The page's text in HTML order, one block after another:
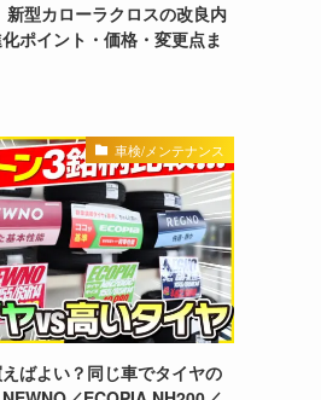
新型カローラクロスの改良内
ポイント・価格・変更点ま
車検/メンテナンス
ばよい？同じ車でタイヤの